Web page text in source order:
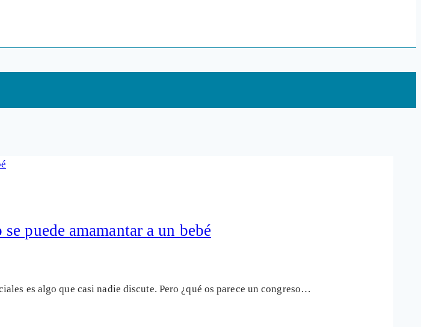
puede amamantar a un bebé
es algo que casi nadie discute. Pero ¿qué os parece un congreso…